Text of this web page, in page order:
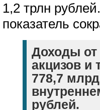
1,2 трлн
показатель
Доходы от
акцизов и
778,7
рублей.